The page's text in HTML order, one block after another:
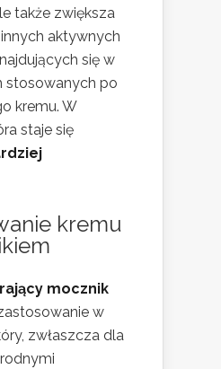
także zwiększa
aktywnych
się w
stosowanych po
kremu. W
staje się
kremu
mocznik
w
zwłaszcza dla